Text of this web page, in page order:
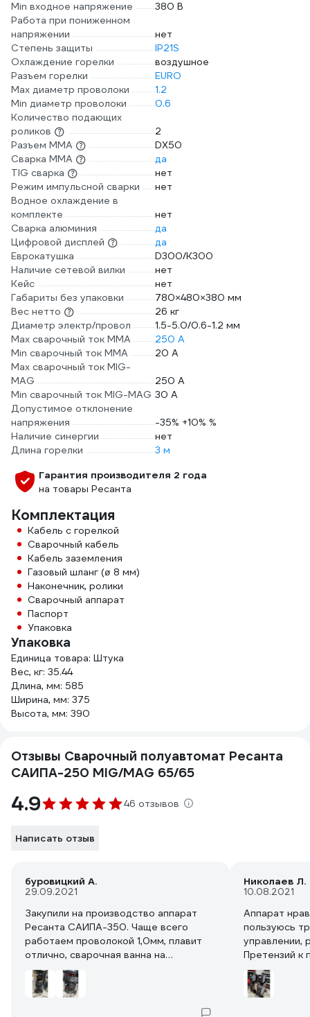
Min входное напряжение
380 В
Работа при пониженном
напряжении
нет
Степень защиты
IP21S
Охлаждение горелки
воздушное
Разъем горелки
EURO
Max диаметр проволоки
1.2
Min диаметр проволоки
0.6
Количество подающих
роликов
2
Разъем ММА
DX50
Сварка ММА
да
TIG сварка
нет
Режим импульсной сварки
нет
Водное охлаждение в
комплекте
нет
Сварка алюминия
да
Цифровой дисплей
да
Еврокатушка
D300/K300
Наличие сетевой вилки
нет
Кейс
нет
Габариты без упаковки
780×480×380 мм
Вес нетто
26 кг
Диаметр электр/провол
1.5-5.0/0.6-1.2 мм
Max сварочный ток ММА
250 А
Min сварочный ток ММА
20 А
Max сварочный ток MIG-
MAG
250 А
Min сварочный ток MIG-MAG 30 А
Допустимое отклонение
напряжения
-35% +10% %
Наличие синергии
нет
Длина горелки
3 м
Гарантия производителя 2 года
на товары Ресанта
Комплектация
Кабель с горелкой
Сварочный кабель
Кабель заземления
Газовый шланг (ø 8 мм)
Наконечник, ролики
Сварочный аппарат
Паспорт
Упаковка
Упаковка
Единица товара: Штука
Вес, кг: 35.44
Длина, мм: 585
Ширина, мм: 375
Высота, мм: 390
Отзывы Сварочный полуавтомат Ресанта
САИПА-250 MIG/MAG 65/65
4.9 46 отзывов
Написать отзыв
буровицкий А.
29.09.2021
Закупили на производство аппарат
Ресанта САИПА-350. Чаще всего
работаем проволокой 1,0мм, плавит
отлично, сварочная ванна на
напряжение дуги около 21 В
сантиметра 1-2, металл толщиной
15мм на полном токе расплавил
насквозь только при прикосновении,
Николаев Л.
10.08.2021
Аппарат
пользуюсь
управлении,
Претензий к